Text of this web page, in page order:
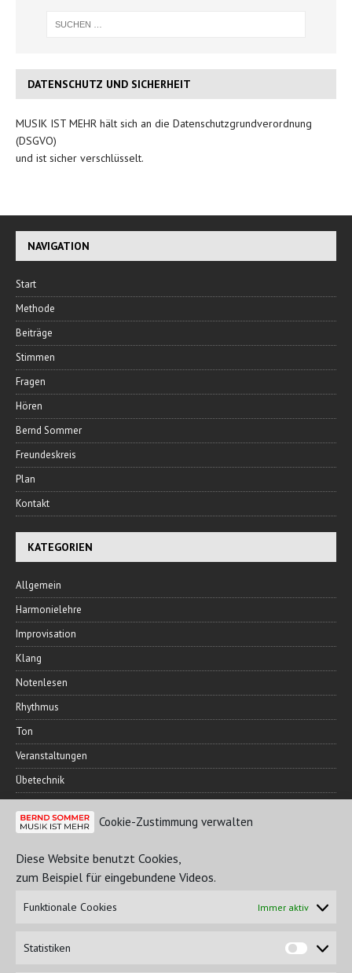
Cookie-Zustimmung verwalten
Diese Website benutzt Cookies,
zum Beispiel für eingebundene Videos.
Funktionale Cookies Immer aktiv
Statistiken
DATENSCHUTZ UND SICHERHEIT
MUSIK IST MEHR hält sich an die Datenschutzgrundverordnung
(DSGVO)
und ist sicher verschlüsselt.
NAVIGATION
Start
Methode
Beiträge
Stimmen
Fragen
Hören
Bernd Sommer
Freundeskreis
Plan
Kontakt
KATEGORIEN
Allgemein
Harmonielehre
Improvisation
Klang
Notenlesen
Rhythmus
Ton
Veranstaltungen
Übetechnik
FREUNDESKREIS